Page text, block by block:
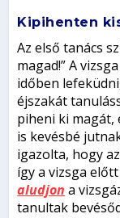
Kipihenten
Az első tanács
magad!” A
időben
éjszakát
piheni ki magát,
is kevésbé
igazolta, hogy
így a vizsga
aludjon a
tanultak